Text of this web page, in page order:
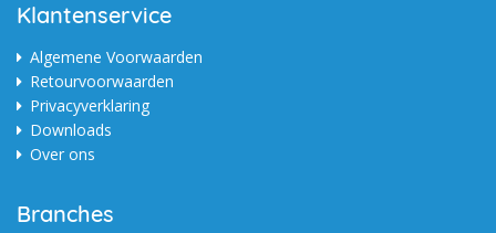
Klantenservice
Algemene Voorwaarden
Retourvoorwaarden
Privacyverklaring
Downloads
Over ons
Branches